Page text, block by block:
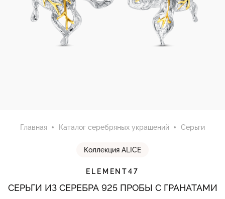
Главная Каталог серебряных украшений Серьги
Коллекция ALICE
ELEMENT47
СЕРЬГИ ИЗ СЕРЕБРА 925 ПРОБЫ С ГРАНАТАМИ